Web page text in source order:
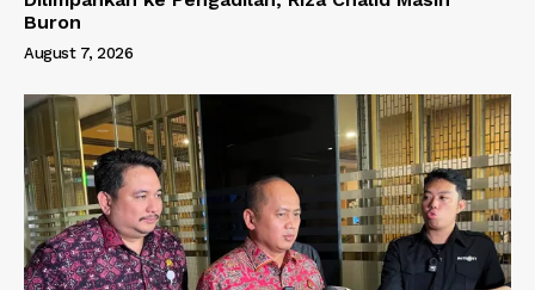
Buron
August 7, 2026